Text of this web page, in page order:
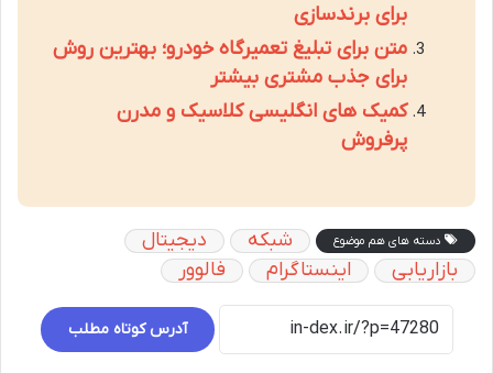
برای برندسازی
متن برای تبلیغ تعمیرگاه خودرو؛ بهترین روش
برای جذب مشتری بیشتر
کمیک های انگلیسی کلاسیک و مدرن
پرفروش
دسته های هم موضوع شبکه
دیجیتال
بازاریابی
اینستاگرام فالوور
آدرس کوتاه مطلب